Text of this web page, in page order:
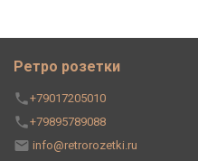
Ретро розетки
+79017205010
+79895789088
info@retrorozetki.ru